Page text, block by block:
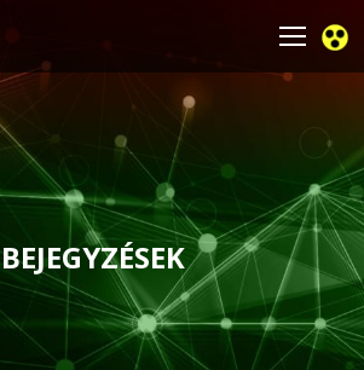
BEJEGYZÉSEK
You are here: